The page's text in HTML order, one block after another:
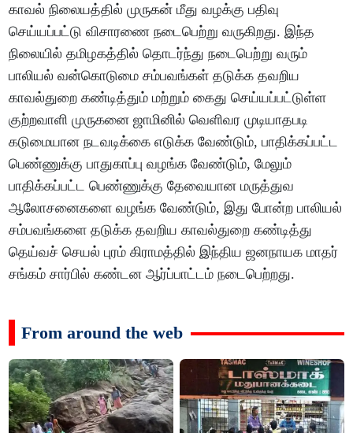
காவல் நிலையத்தில் முருகன் மீது வழக்கு பதிவு
செய்யப்பட்டு விசாரணை நடைபெற்று வருகிறது. இந்த
நிலையில் தமிழகத்தில் தொடர்ந்து நடைபெற்று வரும்
பாலியல் வன்கொடுமை சம்பவங்கள் தடுக்க தவறிய
காவல்துறை கண்டித்தும் மற்றும் கைது செய்யப்பட்டுள்ள
குற்றவாளி முருகனை ஜாமினில் வெளிவர முடியாதபடி
கடுமையான நடவடிக்கை எடுக்க வேண்டும், பாதிக்கப்பட்ட
பெண்ணுக்கு பாதுகாப்பு வழங்க வேண்டும், மேலும்
பாதிக்கப்பட்ட பெண்ணுக்கு தேவையான மருத்துவ
ஆலோசனைகளை வழங்க வேண்டும், இது போன்ற பாலியல்
சம்பவங்களை தடுக்க தவறிய காவல்துறை கண்டித்து
தெய்வச் செயல் புரம் கிராமத்தில் இந்திய ஜனநாயக மாதர்
சங்கம் சார்பில் கண்டன ஆர்ப்பாட்டம் நடைபெற்றது.
From around the web